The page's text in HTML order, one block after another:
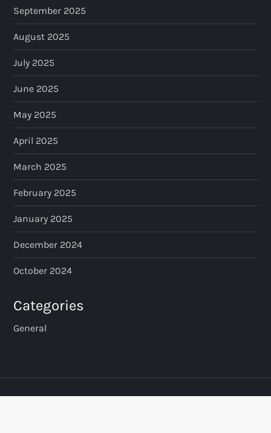
September 2025
August 2025
July 2025
June 2025
May 2025
April 2025
March 2025
February 2025
January 2025
December 2024
October 2024
Categories
General